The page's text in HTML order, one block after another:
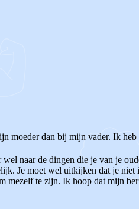
moeder dan bij mijn vader. Ik heb
naar de dingen die je van je
Je moet wel uitkijken dat je niet
te zijn. Ik hoop dat mijn